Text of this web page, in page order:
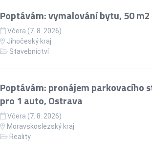
Poptávám: vymalování bytu, 50 m2
Včera (7. 8. 2026)
Jihočeský kraj
Stavebnictví
Poptávám: pronájem parkovacího
pro 1 auto, Ostrava
Včera (7. 8. 2026)
Moravskoslezský kraj
Reality